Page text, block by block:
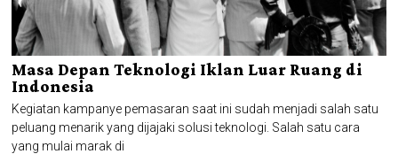
Masa Depan Teknologi Iklan Luar Ruang di
Indonesia
Kegiatan kampanye pemasaran saat ini sudah menjadi salah satu
peluang menarik yang dijajaki solusi teknologi. Salah satu cara
yang mulai marak di